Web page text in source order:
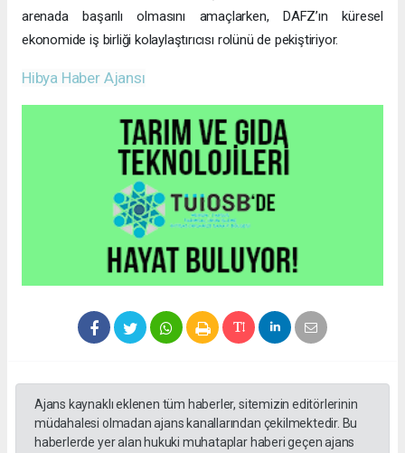
arenada başarılı olmasını amaçlarken, DAFZ’ın küresel
ekonomide iş birliği kolaylaştırıcısı rolünü de pekiştiriyor.
Hibya Haber Ajansı
Ajans kaynaklı eklenen tüm haberler, sitemizin editörlerinin
müdahalesi olmadan ajans kanallarından çekilmektedir. Bu
haberlerde yer alan hukuki muhataplar haberi geçen ajans